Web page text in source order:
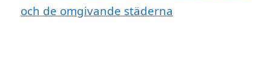
och de omgivande städerna